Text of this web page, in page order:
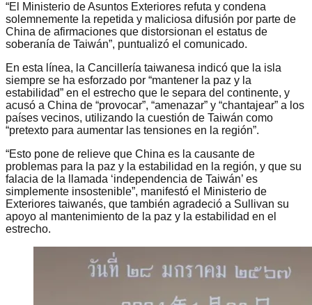
“El Ministerio de Asuntos Exteriores refuta y condena
solemnemente la repetida y maliciosa difusión por parte de
China de afirmaciones que distorsionan el estatus de
soberanía de Taiwán”, puntualizó el comunicado.
En esta línea, la Cancillería taiwanesa indicó que la isla
siempre se ha esforzado por “mantener la paz y la
estabilidad” en el estrecho que le separa del continente, y
acusó a China de “provocar”, “amenazar” y “chantajear” a los
países vecinos, utilizando la cuestión de Taiwán como
“pretexto para aumentar las tensiones en la región”.
“Esto pone de relieve que China es la causante de
problemas para la paz y la estabilidad en la región, y que su
falacia de la llamada ‘independencia de Taiwán’ es
simplemente insostenible”, manifestó el Ministerio de
Exteriores taiwanés, que también agradeció a Sullivan su
apoyo al mantenimiento de la paz y la estabilidad en el
estrecho.